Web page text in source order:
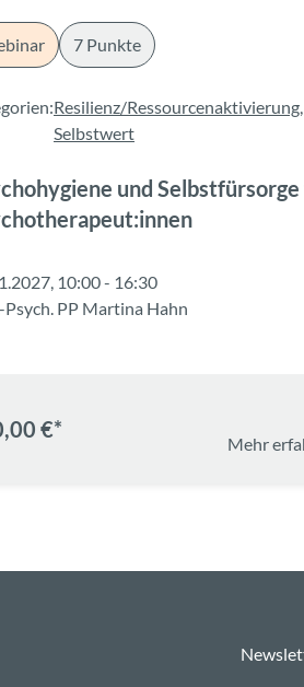
7 Punkte
Resilienz/Ressourcenaktivierung,
Selbstwert
und
10:00 - 16:30
Psych. PP Martina Hahn
€*
Mehr